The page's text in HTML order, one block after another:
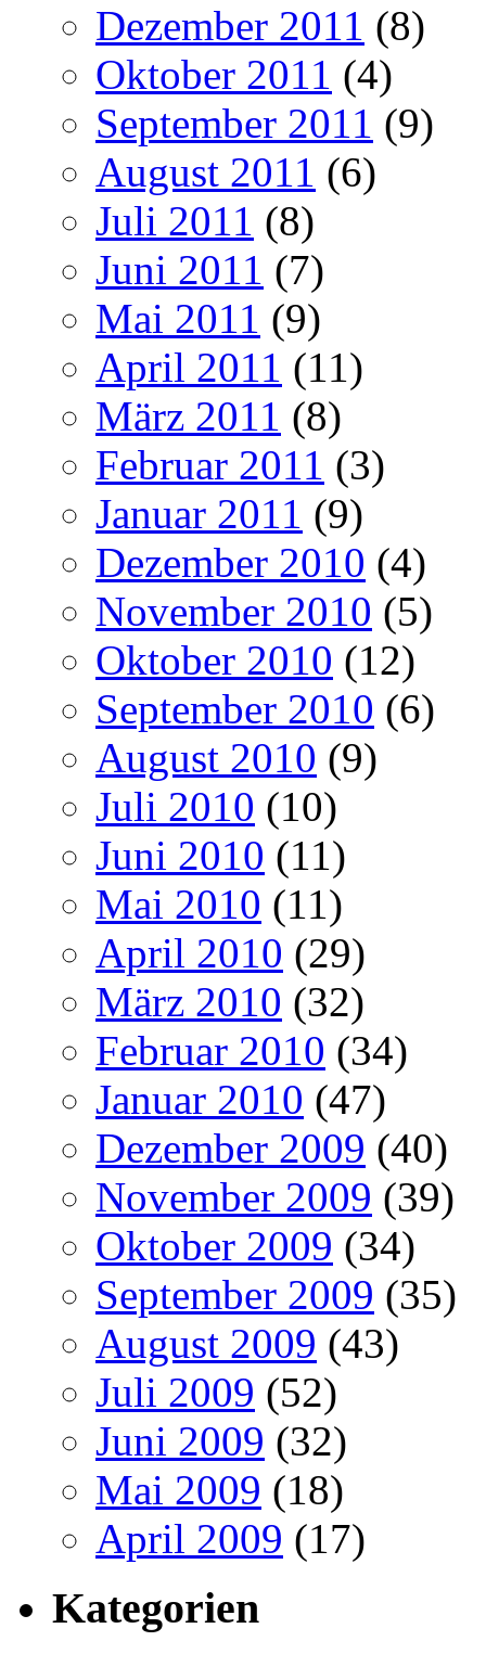
Dezember 2011 (8)
Oktober 2011 (4)
September 2011 (9)
August 2011 (6)
Juli 2011 (8)
Juni 2011 (7)
Mai 2011 (9)
April 2011 (11)
März 2011 (8)
Februar 2011 (3)
Januar 2011 (9)
Dezember 2010 (4)
November 2010 (5)
Oktober 2010 (12)
September 2010 (6)
August 2010 (9)
Juli 2010 (10)
Juni 2010 (11)
Mai 2010 (11)
April 2010 (29)
März 2010 (32)
Februar 2010 (34)
Januar 2010 (47)
Dezember 2009 (40)
November 2009 (39)
Oktober 2009 (34)
September 2009 (35)
August 2009 (43)
Juli 2009 (52)
Juni 2009 (32)
Mai 2009 (18)
April 2009 (17)
Kategorien